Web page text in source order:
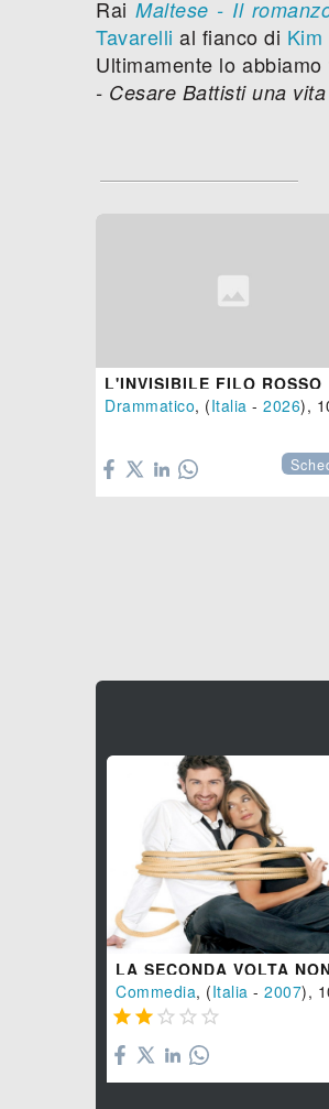
RaiMaltese - Il
Tavarelli al fianco di
Ultimamente lo
- Cesare Battisti una
L'INVISIBILE FILO ROSSO
Drammatico, (Italia - 2026), 102
LA SECONDA VOLTA
Commedia, (Italia - 2007),
    